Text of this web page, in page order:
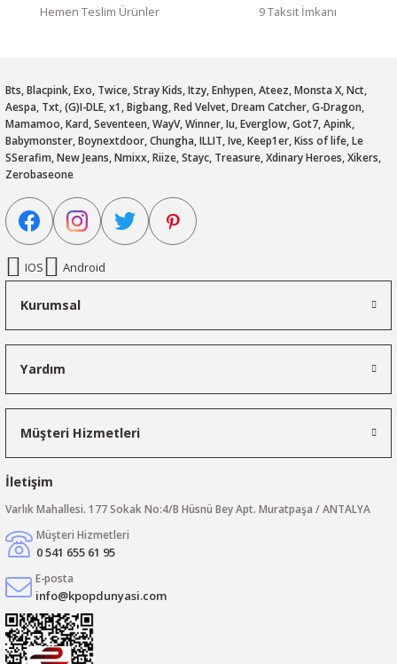
Hemen Teslim Ürünler 9 Taksit İmkanı
Bts, Blacpink, Exo, Twice, Stray Kids, Itzy, Enhypen, Ateez, Monsta X, Nct,
Aespa, Txt, (G)I-DLE, x1, Bigbang, Red Velvet, Dream Catcher, G-Dragon,
Mamamoo, Kard, Seventeen, WayV, Winner, Iu, Everglow, Got7, Apink,
Babymonster, Boynextdoor, Chungha, ILLIT, Ive, Keep1er, Kiss of life, Le
SSerafim, New Jeans, Nmixx, Riize, Stayc, Treasure, Xdinary Heroes, Xikers,
Zerobaseone
IOS Android
Kurumsal
Yardım
Müşteri Hizmetleri
İletişim
Varlık Mahallesi. 177 Sokak No:4/B Hüsnü Bey Apt. Muratpaşa / ANTALYA
Müşteri Hizmetleri
0 541 655 61 95
E-posta
info@kpopdunyasi.com